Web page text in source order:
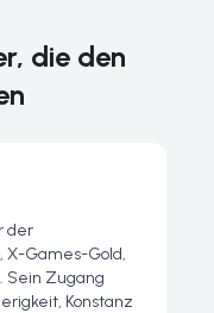
die den
der
X-Games-Gold,
Sein Zugang
Konstanz